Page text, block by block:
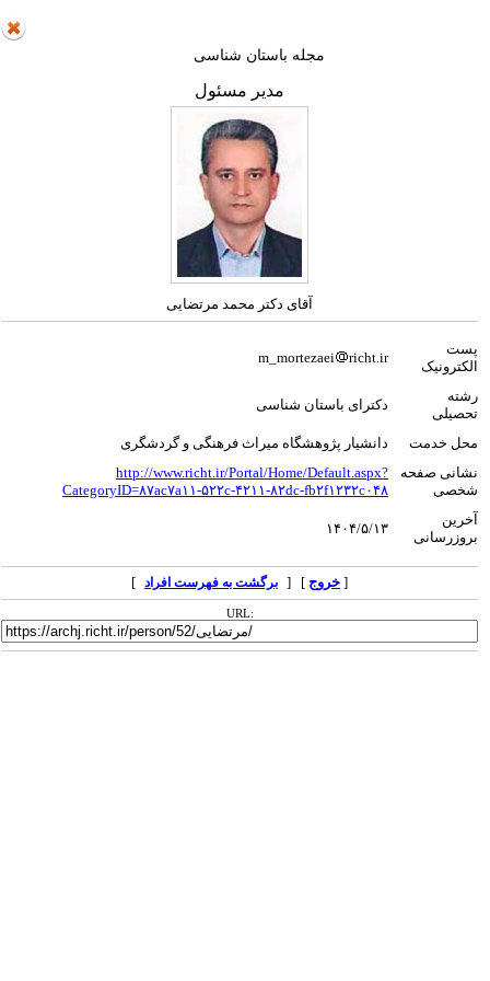
مجله باستان شناسی
مدیر مسئول
آقای دکتر محمد مرتضایی
پست
الکترونیک
m_mortezaei richt.ir
رشته
تحصیلی
دکترای باستان شناسی
محل خدمت
دانشیار پژوهشگاه میراث فرهنگی و گردشگری
نشانی صفحه
شخصی
http://www.richt.ir/Portal/Home/Default.aspx?
CategoryID=۸۷ac۷a۱۱-۵۲۲c-۴۲۱۱-۸۲dc-fb۲f۱۲۳۲c۰۴۸
آخرین
بروزرسانی
۱۴۰۴/۵/۱۳
خروج] [ برگشت به فهرست افراد ]
URL: